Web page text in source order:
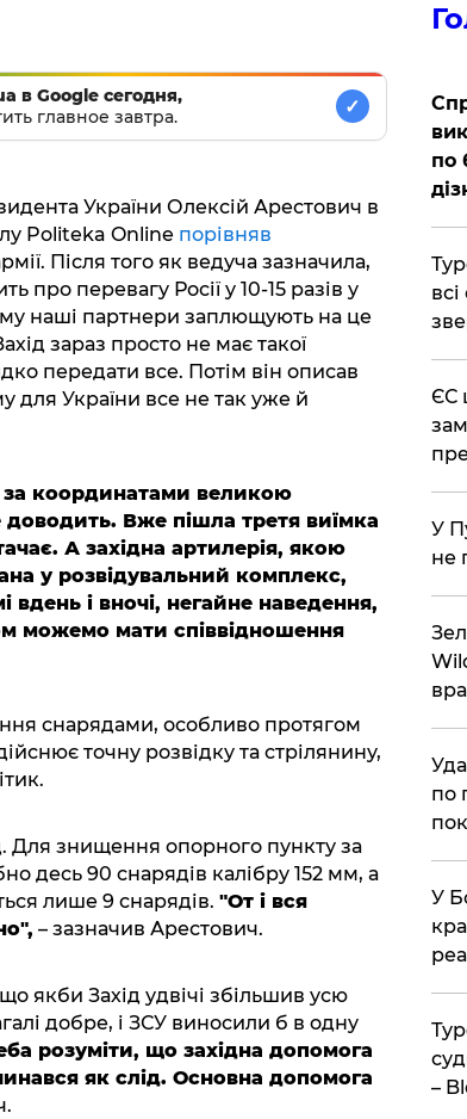
в Google сегодня,
главное завтра.
✓
України Олексій Арестович в
Politeka Online порівняв
Після того як ведуча зазначила,
про перевагу Росії у 10-15 разів у
наші партнери заплющують на це
зараз просто не має такої
передати все. Потім він описав
для України все не так уже й
за координатами великою
доводить. Вже пішла третя виїмка
А західна артилерія, якою
у розвідувальний комплекс,
і вночі, негайне наведення,
можемо мати співвідношення
снарядами, особливо протягом
точну розвідку та стрілянину,
Для знищення опорного пункту за
десь 90 снарядів калібру 152 мм, а
лише 9 снарядів. "От і вся
– зазначив Арестович.
якби Захід удвічі збільшив усю
добре, і ЗСУ виносили б в одну
розуміти, що західна допомога
як слід. Основна допомога
по
ЄС
У
не
по
У
–